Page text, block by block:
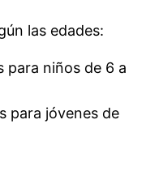
las edades:
para niños de 6 a
para jóvenes de